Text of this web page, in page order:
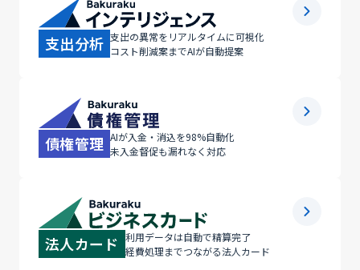
支出分析 支出の異常をリアルタイムに可視化
コスト削減案までAIが自動提案
債権管理 AIが入金・消込を98%自動化
未入金督促も漏れなく対応
法人カード 利用データは自動で精算完了
経費処理までつながる法人カード